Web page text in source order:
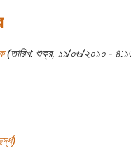
(তারিখ: শুক্র, ১১/০৬/২০১০ -